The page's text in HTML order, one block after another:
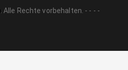
. Alle Rechte vorbehalten. - - - -